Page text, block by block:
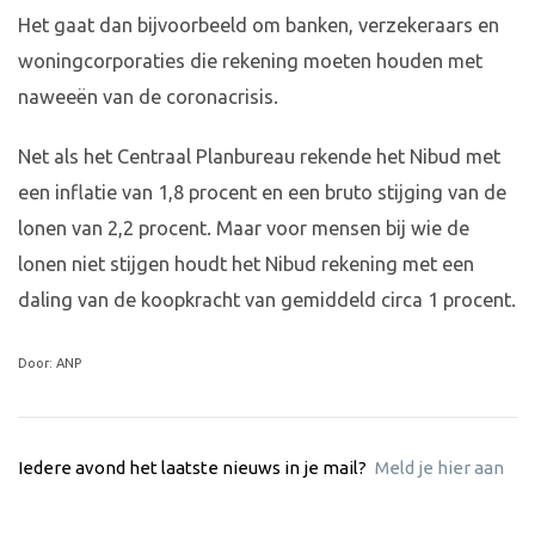
Het gaat dan bijvoorbeeld om banken, verzekeraars en
woningcorporaties die rekening moeten houden met
naweeën van de coronacrisis.
Net als het Centraal Planbureau rekende het Nibud met
een inflatie van 1,8 procent en een bruto stijging van de
lonen van 2,2 procent. Maar voor mensen bij wie de
lonen niet stijgen houdt het Nibud rekening met een
daling van de koopkracht van gemiddeld circa 1 procent.
Door: ANP
Iedere avond het laatste nieuws in je mail? Meld je hier aan